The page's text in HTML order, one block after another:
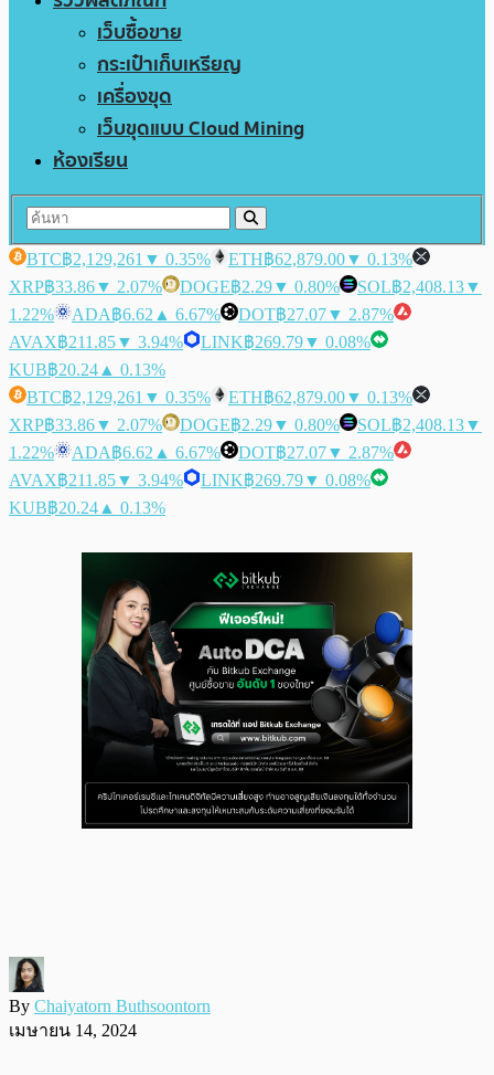
เว็บซื้อขาย
กระเป๋าเก็บเหรียญ
เครื่องขุด
เว็บขุดแบบ Cloud Mining
ห้องเรียน
BTC฿2,129,261 ▼ 0.35% ETH฿62,879.00▼ 0.13%
XRP฿33.86▼ 2.07% DOGE฿2.29▼ 0.80% SOL฿2,408.13▼
1.22%
ADA฿6.62 ▲ 6.67% DOT฿27.07▼ 2.87%
AVAX฿211.85▼ 3.94% LINK฿269.79▼ 0.08%
KUB฿20.24 ▲ 0.13%
BTC฿2,129,261 ▼ 0.35% ETH฿62,879.00▼ 0.13%
XRP฿33.86▼ 2.07% DOGE฿2.29▼ 0.80% SOL฿2,408.13▼
1.22%
ADA฿6.62 ▲ 6.67% DOT฿27.07▼ 2.87%
AVAX฿211.85▼ 3.94% LINK฿269.79▼ 0.08%
KUB฿20.24 ▲ 0.13%
By Chaiyatorn Buthsoontorn
เมษายน 14, 2024